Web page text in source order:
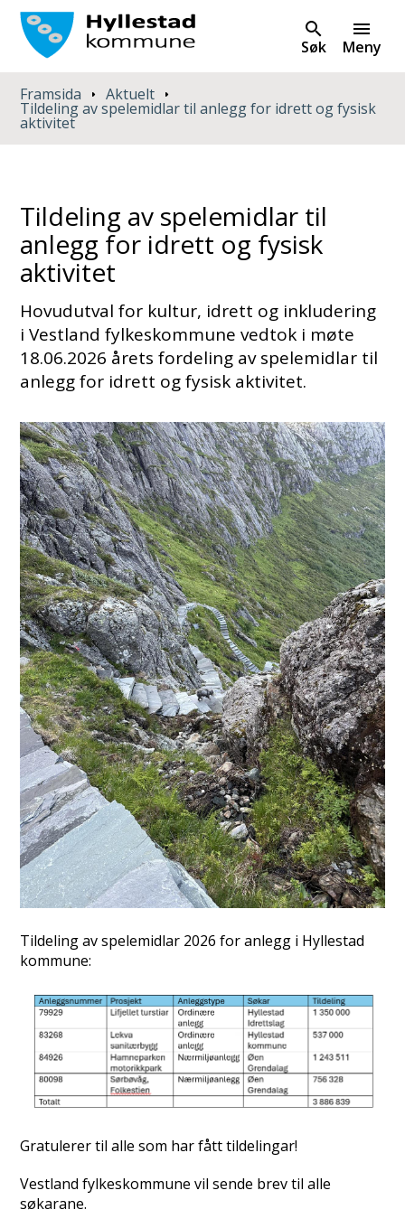
Søk Meny
Du er her:
Framsida Aktuelt
Tildeling av spelemidlar til anlegg for idrett og fysisk
aktivitet
Tildeling av spelemidlar til
anlegg for idrett og fysisk
aktivitet
Hovudutval for kultur, idrett og inkludering
i Vestland fylkeskommune vedtok i møte
18.06.2026 årets fordeling av spelemidlar til
anlegg for idrett og fysisk aktivitet.
Tildeling av spelemidlar 2026 for anlegg i Hyllestad
kommune:
Gratulerer til alle som har fått tildelingar!
Vestland fylkeskommune vil sende brev til alle
søkarane.